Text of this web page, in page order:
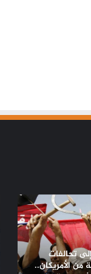
تحالفات
من الأمريكان..